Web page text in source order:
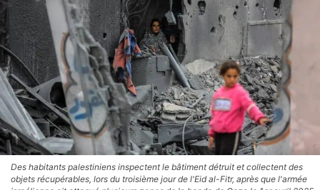
Des habitants palestiniens inspectent le bâtiment détruit et collectent des
objets récupérables, lors du troisième jour de l'Eid al-Fitr, après que l'armée